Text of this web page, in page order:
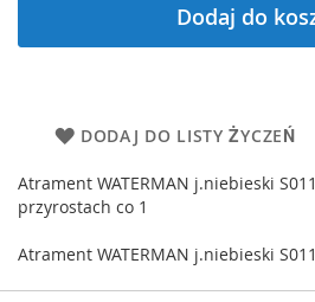
Dodaj do
DODAJ DO LISTY ŻYCZEŃ
Atrament WATERMAN j.niebieski
przyrostach co 1
Atrament WATERMAN j.niebieski